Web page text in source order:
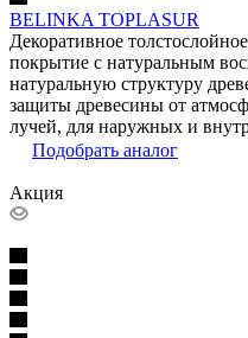
BELINKA TOPLASUR
Декоративное
покрытие с натуральным
натуральную структуру
защиты древесины от
лучей, для наружных и
Подобрать аналог
Акция